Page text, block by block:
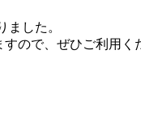
した。
ので、ぜひご利用く